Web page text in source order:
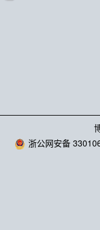
浙公网安备